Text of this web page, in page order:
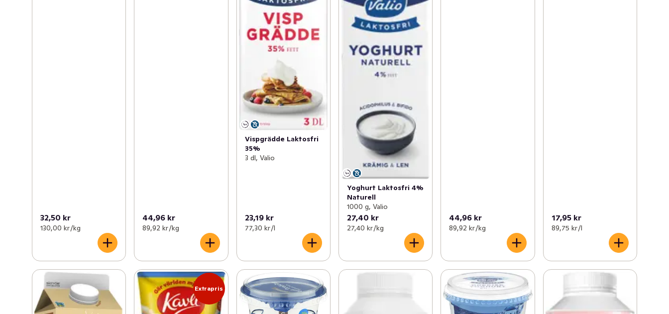
32,50 kr
130,00 kr /kg
44,96 kr
89,92 kr /kg
Vispgrädde Laktosfri
35%
3 dl, Valio
23,19 kr
77,30 kr /l
Yoghurt Laktosfri 4%
Naturell
1000 g, Valio
27,40 kr
27,40 kr /kg
44,96 kr
89,92 kr /kg
17,95 kr
89,75 kr /l
Extrapris